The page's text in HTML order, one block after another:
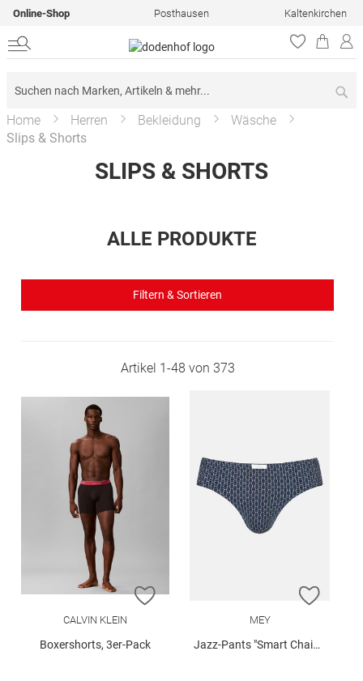
Online-Shop Posthausen Kaltenkirchen
Home Herren Bekleidung
Wäsche
Slips & Shorts
SLIPS & SHORTS
ALLE PRODUKTE
Filtern & Sortieren
Artikel 1-48 von 373
ZUR WUNSCHLISTE HINZUFÜGEN
CALVIN KLEIN
Boxershorts, 3er-Pack
ZUR
MEY
Jazz-Pants "Smart Chains"